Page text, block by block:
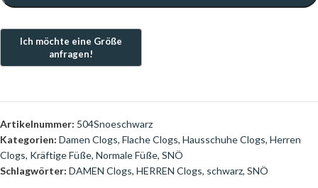
Artikelnummer: 504Snoeschwarz
Kategorien: Damen Clogs, Flache Clogs, Hausschuhe Clogs, Herren
Clogs, Kräftige Füße, Normale Füße, SNÖ
Schlagwörter: DAMEN Clogs, HERREN Clogs, schwarz, SNÖ